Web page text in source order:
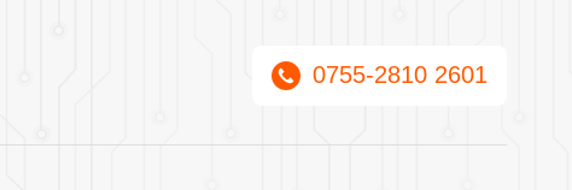
0755-2810 2601